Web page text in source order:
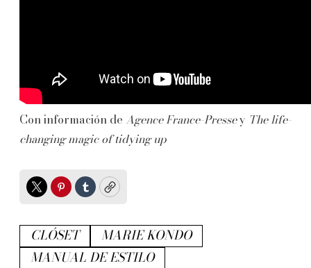
Con información de Agence France-Pressey The life-
changing magic of tidying up
TwitterPinterest
TumblrCopy
CLÓSET
MARIE KONDO
MANUAL DE ESTILO